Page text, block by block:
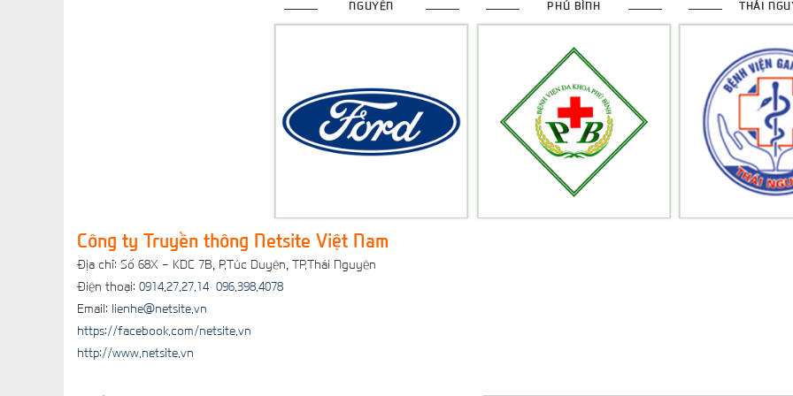
NGUYÊN PHÚ BÌNH THÁI
Công ty Truyền thông Netsite Việt Nam
Địa chỉ: Số 68X - KDC 7B, P.Túc Duyên, TP.Thái Nguyên
Điện thoại: 0914.27.27.14 096.398.4078
Email: lienhe@netsite.vn
https://facebook.com/netsite.vn
http://www.netsite.vn